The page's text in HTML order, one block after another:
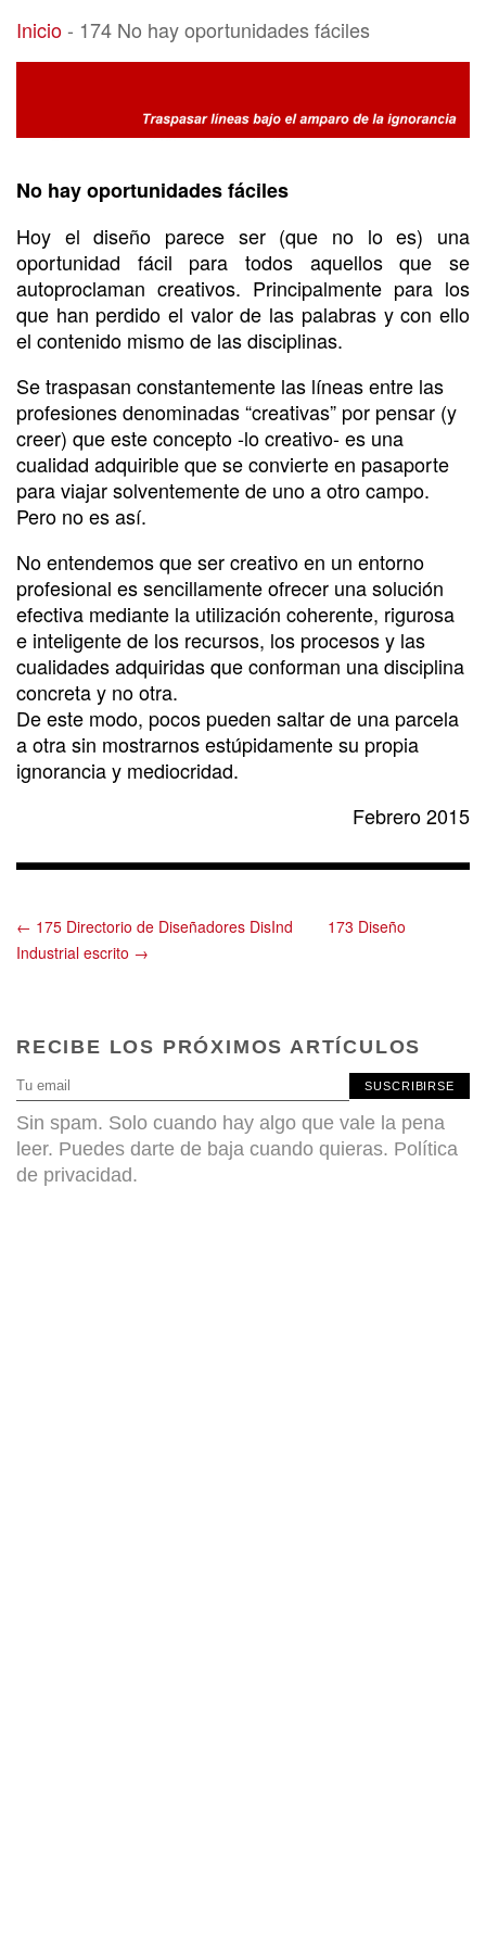
174 No hay oportunidades fáciles
Inicio- 174 No hay oportunidades fáciles
No hay oportunidades fáciles
Hoy el diseño parece ser (que no lo es) una
oportunidad fácil para todos aquellos que se
autoproclaman creativos. Principalmente para los
que han perdido el valor de las palabras y con ello
el contenido mismo de las disciplinas.
Se traspasan constantemente las líneas entre las
profesiones denominadas “creativas” por pensar (y
creer) que este concepto -lo creativo- es una
cualidad adquirible que se convierte en pasaporte
para viajar solventemente de uno a otro campo.
Pero no es así.
No entendemos que ser creativo en un entorno
profesional es sencillamente ofrecer una solución
efectiva mediante la utilización coherente, rigurosa
e inteligente de los recursos, los procesos y las
cualidades adquiridas que conforman una disciplina
concreta y no otra.
De este modo, pocos pueden saltar de una parcela
a otra sin mostrarnos estúpidamente su propia
ignorancia y mediocridad.
Febrero 2015
← 175 Directorio de Diseñadores DisInd
173 Diseño
Industrial escrito →
RECIBE LOS PRÓXIMOS ARTÍCULOS
SUSCRIBIRSE
Sin spam. Solo cuando hay algo que vale la pena
leer. Puedes darte de baja cuando quieras. Política
de privacidad.